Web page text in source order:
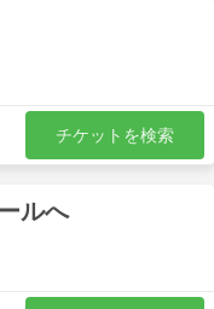
準クラスは、少し遅
囲です。長距離路線
き、またはトイレ休憩
面用具や毛布が料金
VIPバスは飛行機の
し、広く柔らかいリ
チケットを検索
ルへ